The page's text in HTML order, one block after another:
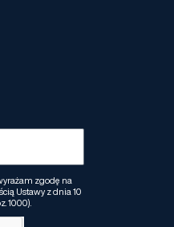
zgodę na
Ustawy z dnia 10
1000).